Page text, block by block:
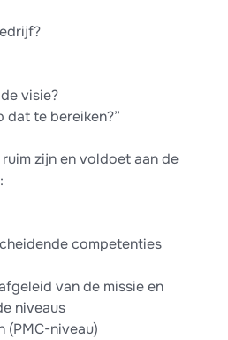
visie?
dat te bereiken?”
zijn en voldoet aan de
competenties
van de missie en
niveaus
(PMC-niveau)